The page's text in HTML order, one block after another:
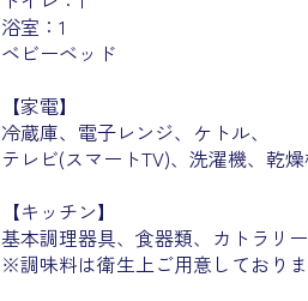
浴室：1
ベビーベッド
【家電】
冷蔵庫、電子レンジ、ケトル、
テレビ(スマートTV)、洗濯機、乾
【キッチン】
基本調理器具、食器類、カトラリー
※調味料は衛生上ご用意しており